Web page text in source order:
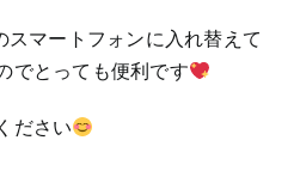
スマートフォンに入れ替えて
でとっても便利です
ださい